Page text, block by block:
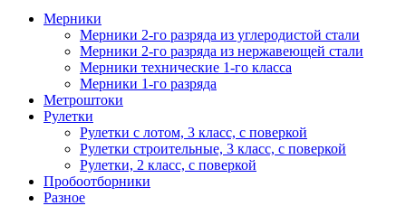
Мерники
Мерники 2-го разряда из углеродистой стали
Мерники 2-го разряда из нержавеющей стали
Мерники технические 1-го класса
Мерники 1-го разряда
Метроштоки
Рулетки
Рулетки с лотом, 3 класс, с поверкой
Рулетки строительные, 3 класс, с поверкой
Рулетки, 2 класс, с поверкой
Пробоотборники
Разное